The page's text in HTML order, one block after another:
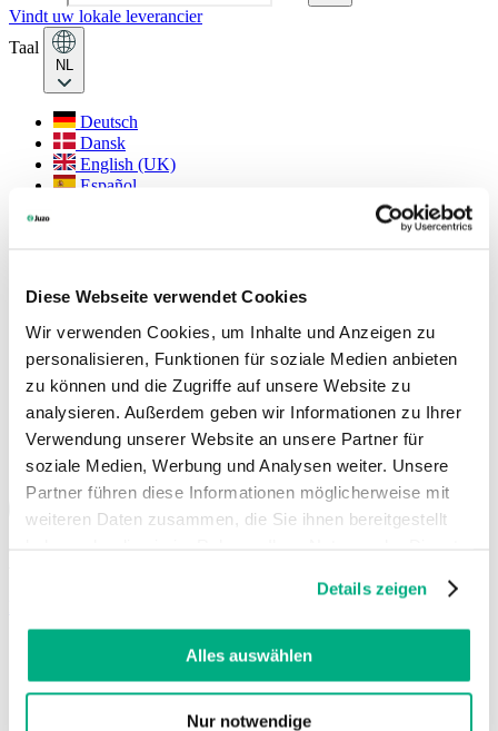
Diese Webseite verwendet Cookies
Wir verwenden Cookies, um Inhalte und Anzeigen zu
personalisieren, Funktionen für soziale Medien anbieten
zu können und die Zugriffe auf unsere Website zu
analysieren. Außerdem geben wir Informationen zu Ihrer
Verwendung unserer Website an unsere Partner für
soziale Medien, Werbung und Analysen weiter. Unsere
Partner führen diese Informationen möglicherweise mit
weiteren Daten zusammen, die Sie ihnen bereitgestellt
Cookies, wenn Sie unsere Webseite weiterhin nutzen.
Weitere Informationen finden Sie in
DatenschutzerklärungundImpressum
Details zeigen
Alles auswählen
Nur notwendige
Vindt uw lokale leverancier
Taal
NL
Deutsch
Dansk
English (UK)
Español
Nederlands (België)
Português
Português (Brasil)
Svenska
English (Int.)
Juzo USA